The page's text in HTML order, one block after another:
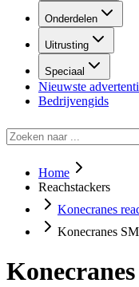
Onderdelen
Uitrusting
Speciaal
Nieuwste
Bedrijvengids
Home
Reachstackers
Konecranes
Konecranes